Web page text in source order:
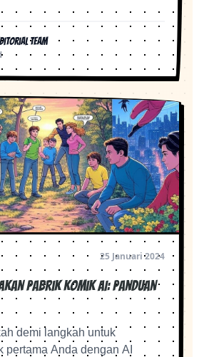
para pembuat konten digital.
Team
25 Januari 2024
Pabrik Komik AI: Panduan
demi langkah untuk
pertama Anda dengan AI